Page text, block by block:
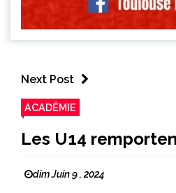
Next Post
ACADÉMIE
Les U14
dim Juin 9 , 2024